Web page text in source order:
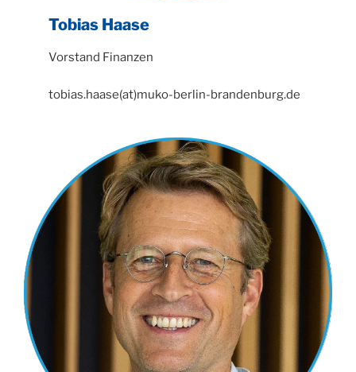
Tobias Haase
Vorstand Finanzen
tobias.haase(at)muko-berlin-brandenburg.de